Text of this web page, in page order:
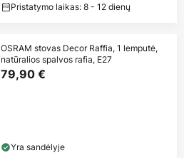
Pristatymo laikas: 8 - 12 dienų
OSRAM stovas Decor Raffia, 1 lemputė,
natūralios spalvos rafia, E27
79,90 €
Yra sandėlyje